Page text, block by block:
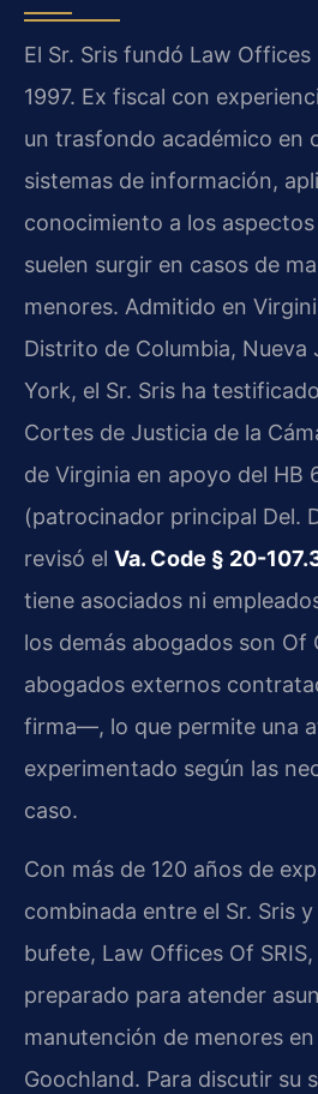
El Sr. Sris fundó Law Offices
1997. Ex fiscal con
un trasfondo académico en
sistemas de información,
conocimiento a los
suelen surgir en casos de
menores. Admitido en
Distrito de Columbia, Nueva
York, el Sr. Sris ha
Cortes de Justicia de la
de Virginia en apoyo del HB
(patrocinador principal Del.
revisó el Va. Code § 20-
tiene asociados ni
los demás abogados son
abogados externos
firma—, lo que permite una
experimentado según las
caso.
Con más de 120 años de
combinada entre el Sr. Sris
bufete, Law Offices Of SRIS,
preparado para atender
manutención de menores
Goochland. Para discutir su